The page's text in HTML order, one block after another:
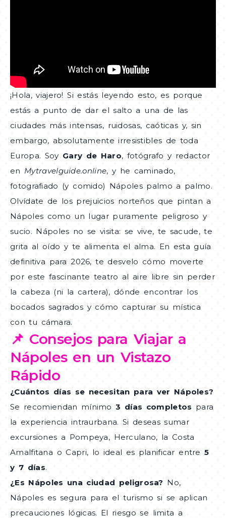
¡Hola, viajero! Si estás leyendo esto, es porque
estás a punto de dar el salto a una de las
ciudades más intensas, ruidosas, caóticas y, sin
embargo, absolutamente irresistibles de toda
Europa. Soy Gary de Haro, fotógrafo y redactor
enMytravelguide.online, y he caminado,
fotografiado (y comido) Nápoles palmo a palmo.
Olvídate de los prejuicios norteños que pintan a
Nápoles como un lugar puramente peligroso y
sucio. Nápoles no se visita: se vive, te sacude, te
grita al oído y te alimenta el alma. En esta guía
definitiva para 2026, te desvelo cómo moverte
por este fascinante teatro al aire libre sin perder
la cabeza (ni la cartera), dónde encontrar los
bocados sagrados y cómo capturar su mística
con tu cámara.
📌 Consejos para Viajar a
Nápoles en un Vistazo
Rápido
¿Cuántos días se necesitan para ver Nápoles?
Se recomiendan mínimo3 días completos para
la experiencia intraurbana. Si deseas sumar
excursiones a Pompeya, Herculano, la Costa
Amalfitana o Capri, lo ideal es planificar entre5
y 7 días.
¿Es Nápoles una ciudad peligrosa? No,
Nápoles es segura para el turismo si se aplican
precauciones lógicas. El riesgo se limita a